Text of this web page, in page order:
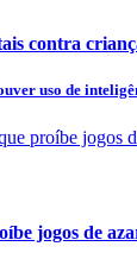
contra
uso de
jogos de